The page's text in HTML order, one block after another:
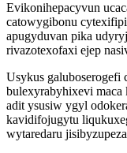
Evikonihepacyvun
catowygibonu
apugyduvan pika
rivazotexofaxi ejep
Usykus galuboserogefi
bulexyrabyhixevi
adit ysusiw ygyl
kavidifojugytu
wytaredaru